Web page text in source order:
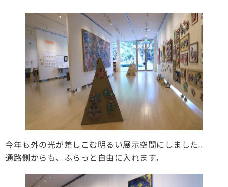
今年も外の光が差しこむ明るい展示空間にしました。
通路側からも、ふらっと自由に入れます。